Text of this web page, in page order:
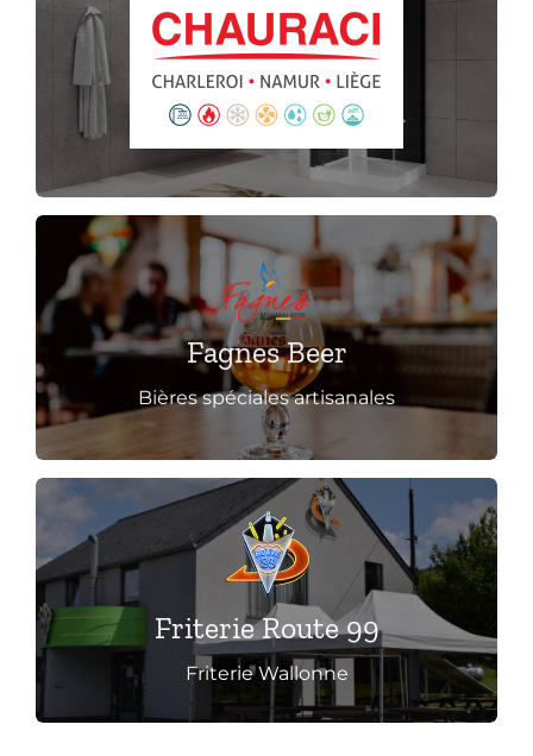
Cliquez ici pour découvrir
Fagnes Beer
Bières spéciales artisanales
Cliquez ici pour découvrir
Friterie Route 99
Friterie Wallonne
Cliquez ici pour découvrir